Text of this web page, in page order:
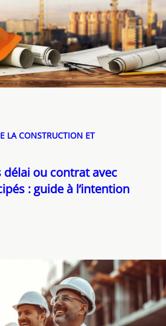
LA CONSTRUCTION ET
délai ou contrat avec
: guide à l’intention